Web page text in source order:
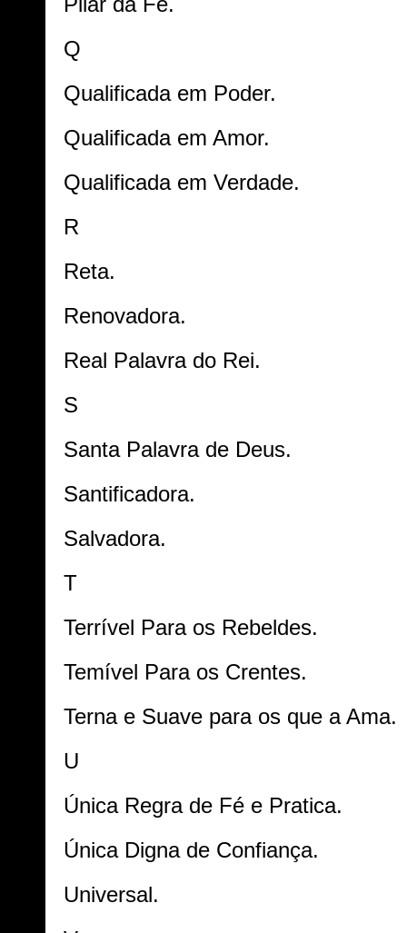
Q
Qualificada em Poder.
Qualificada em Amor.
Qualificada em Verdade.
R
Reta.
Renovadora.
Real Palavra do Rei.
S
Santa Palavra de Deus.
Santificadora.
Salvadora.
T
Terrível Para os Rebeldes.
Temível Para os Crentes.
Terna e Suave para os que a Ama.
U
Única Regra de Fé e Pratica.
Única Digna de Confiança.
Universal.